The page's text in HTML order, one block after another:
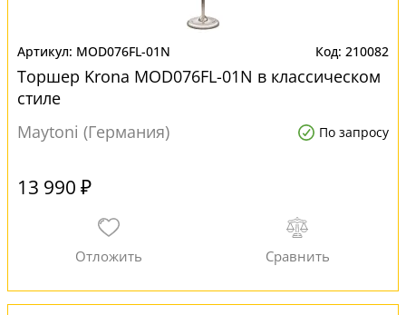
MOD076FL-01N 210082
Торшер Krona MOD076FL-01N в классическом
стиле
Maytoni (Германия)
По запросу
13 990 ₽